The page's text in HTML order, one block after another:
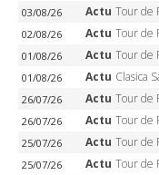
03/08/26 Actu Tour de France
02/08/26 Actu Tour de France
01/08/26 Actu Tour de France
01/08/26 Actu Clasica San
26/07/26 Actu Tour de France
26/07/26 Actu Tour de France 2026 –
25/07/26 Actu Tour de France 2026
25/07/26 Actu Tour de France 2026